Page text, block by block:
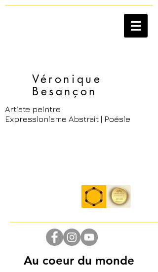
Véronique
Besançon​
Artiste peintre
Expressionisme Abstrait | Poésie
Au coeur du monde